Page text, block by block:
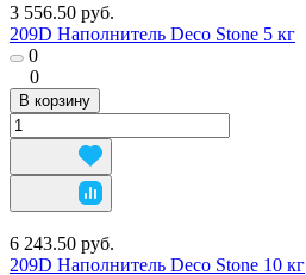
3 556.50 руб.
209D Наполнитель Deco Stone 5 кг
0
0
В корзину
6 243.50 руб.
209D Наполнитель Deco Stone 10 кг